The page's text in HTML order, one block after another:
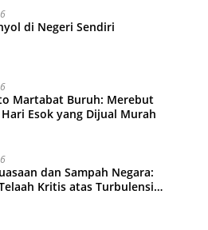
di Negeri Sendiri
Martabat Buruh: Merebut
Esok yang Dijual Murah
dan Sampah Negara:
Kritis atas Turbulensi